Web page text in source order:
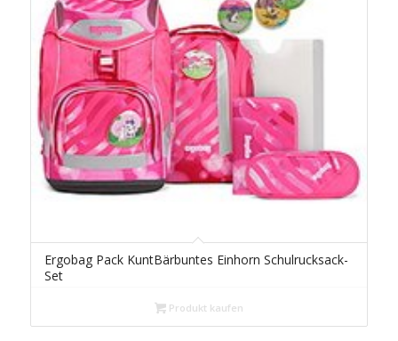
Ergobag Pack KuntBärbuntes Einhorn Schulrucksack-
Set
Produkt kaufen